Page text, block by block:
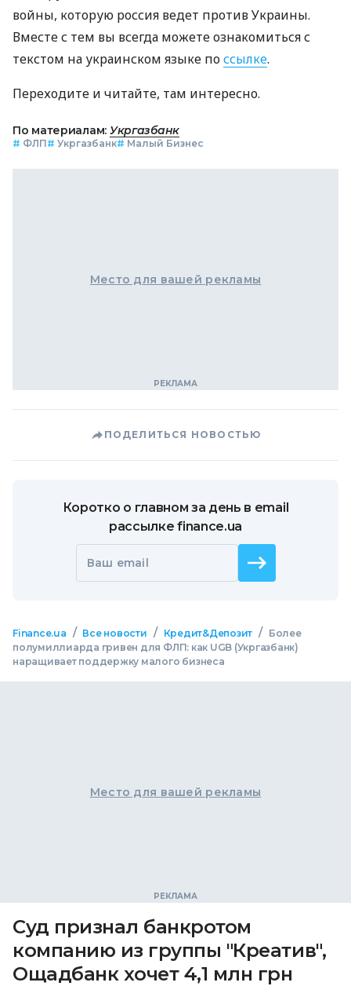
войны, которую россия ведет против Украины.
Вместе с тем вы всегда можете ознакомиться с
текстом на украинском языке поссылке.
Переходите и читайте, там интересно.
По материалам: Укргазбанк
# ФЛП# Укргазбанк# Малый Бизнес
Место для вашей рекламы
ПОДЕЛИТЬСЯ НОВОСТЬЮ
Коротко о главном за день в email
рассылке finance.ua
Ваш email
Finance.ua / Все новости / Кредит&Депозит /
Более
полумиллиарда гривен для ФЛП: как UGB (Укргазбанк)
наращивает поддержку малого бизнеса
Место для вашей рекламы
Суд признал банкротом
компанию из группы "Креатив",
Ощадбанк хочет 4,1 млн грн